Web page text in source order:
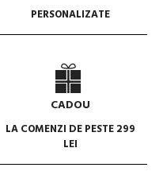
PERSONALIZATE
CADOU
LA COMENZI DE PESTE 299
LEI